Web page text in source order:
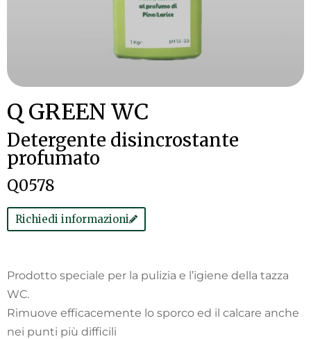
Q GREEN WC
Detergente disincrostante
profumato
Q0578
Richiedi informazioni
Prodotto speciale per la pulizia e l’igiene della tazza
WC.
Rimuove efficacemente lo sporco ed il calcare anche
nei punti più difficili